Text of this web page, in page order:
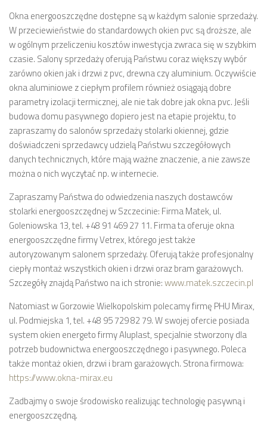
Okna energooszczędne dostępne są w każdym salonie sprzedaży.
W przeciewieństwie do standardowych okien pvc są droższe, ale
w ogólnym przeliczeniu kosztów inwestycja zwraca się w szybkim
czasie. Salony sprzedaży oferują Państwu coraz większy wybór
zarówno okien jak i drzwi z pvc, drewna czy aluminium. Oczywiście
okna aluminiowe z ciepłym profilem również osiągają dobre
parametry izolacji termicznej, ale nie tak dobre jak okna pvc. Jeśli
budowa domu pasywnego dopiero jest na etapie projektu, to
zapraszamy do salonów sprzedaży stolarki okiennej, gdzie
doświadczeni sprzedawcy udzielą Państwu szczegółowych
danych technicznych, które mają ważne znaczenie, a nie zawsze
można o nich wyczytać np. w internecie.
Zapraszamy Państwa do odwiedzenia naszych dostawców
stolarki energooszczędnej w Szczecinie: Firma Matek, ul.
Goleniowska 13, tel. +48 91 469 27 11. Firma ta oferuje okna
energooszczędne firmy Vetrex, którego jest także
autoryzowanym salonem sprzedaży. Oferują także profesjonalny
ciepły montaż wszystkich okien i drzwi oraz bram garażowych.
Szczegóły znajdą Państwo na ich stronie:www.matek.szczecin.pl
Natomiast w Gorzowie Wielkopolskim polecamy firmę PHU Mirax,
ul. Podmiejska 1, tel. +48 95 729 82 79. W swojej ofercie posiada
system okien energeto firmy Aluplast, specjalnie stworzony dla
potrzeb budownictwa energooszczędnego i pasywnego. Poleca
także montaż okien, drzwi i bram garażowych. Strona firmowa:
https://www.okna-mirax.eu
Zadbajmy o swoje środowisko realizując technologię pasywną i
energooszczędną.